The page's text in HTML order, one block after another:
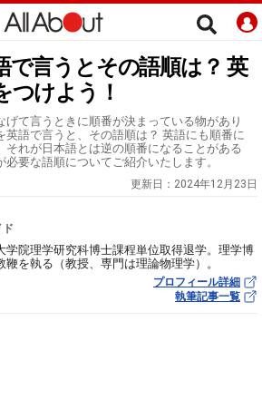
で言うとその語順は？ 英
つけよう！
げて言うときに順番が決まっている物があり
英語で言うと、その語順は？ 英語にも順番に
それが日本語とは逆の順番になることがある
要な語順についてご紹介いたします。
更新日： 2024年12月23日
ド
学院理学研究科博士課程単位取得退学。理学博
鞭を執る（教授、専門は理論物理学）。
プロフィール詳細
執筆記事一覧